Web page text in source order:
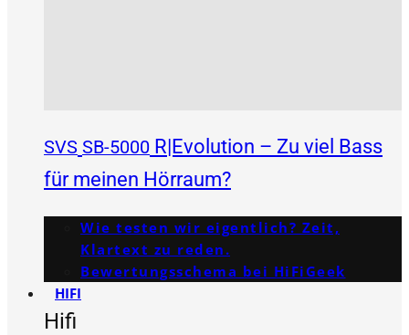
SVS SB-5000 R|Evolution – Zu viel Bass
für meinen Hörraum?
Wie testen wir eigentlich? Zeit,
Klartext zu reden.
Bewertungs­schema bei HiFiGeek
HIFI
Hifi